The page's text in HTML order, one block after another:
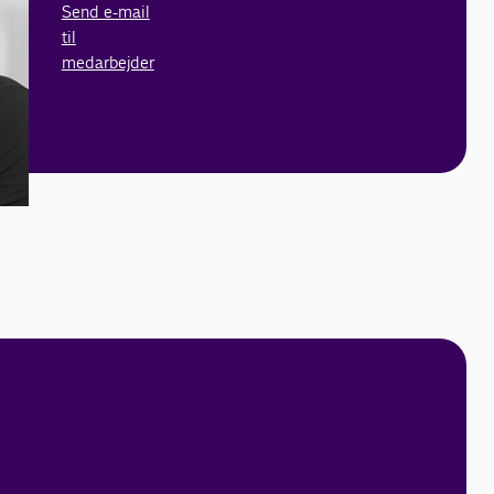
Send e-mail
til
medarbejder